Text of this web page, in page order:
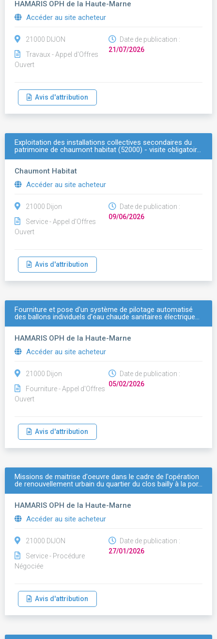
HAMARIS OPH de la Haute-Marne
Accéder au site acheteur
21000 DIJON
Travaux - Appel d'Offres
Ouvert
Date de publication :
21/07/2026
Avis d'attribution
Exploitation des installations collectives secondaires du
patrimoine de chaumont habitat (52000) - visite obligatoir…
Chaumont Habitat
Accéder au site acheteur
21000 Dijon
Service - Appel d'Offres
Ouvert
Date de publication :
09/06/2026
Avis d'attribution
Fourniture et pose d'un système de pilotage automatisé
des ballons individuels d'eau chaude sanitaires électrique…
HAMARIS OPH de la Haute-Marne
Accéder au site acheteur
21000 Dijon
Fourniture - Appel d'Offres
Ouvert
Date de publication :
05/02/2026
Avis d'attribution
Missions de maitrise d'oeuvre dans le cadre de l'opération
de renouvellement urbain du quartier du clos bailly à la por…
HAMARIS OPH de la Haute-Marne
Accéder au site acheteur
21000 DIJON
Service - Procédure
Négociée
Date de publication :
27/01/2026
Avis d'attribution